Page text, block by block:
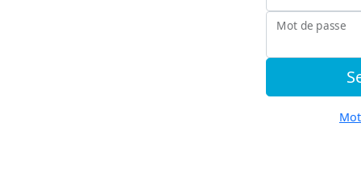
Mot de passe